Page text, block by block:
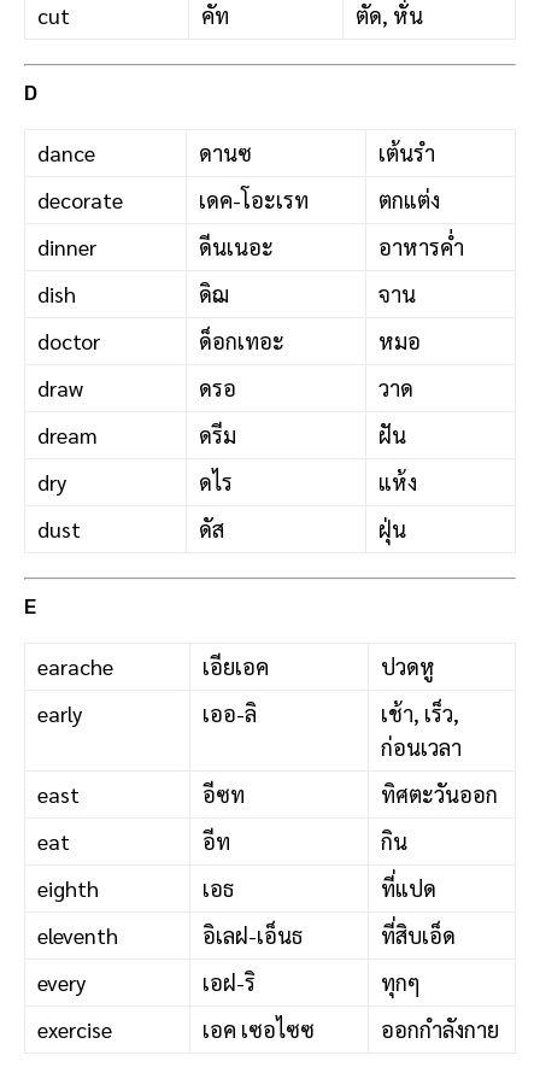
cut
คัท ตัด, หั่น
D
dance ดานซ
เต้นรำ
decorate
เดค-โอะเรท
ตกแต่ง
dinner
ดีนเนอะ
อาหารค่ำ
dish
ดิฌ
จาน
doctor
ด็อกเทอะ
หมอ
draw
ดรอ
วาด
dream
ดรีม
ฝัน
dry
ดไร
แห้ง
dust
ดัส ฝุ่น
E
earache เอียเอค
ปวดหู
early
เออ-ลิ
เช้า, เร็ว,
ก่อนเวลา
east
อีซท
ทิศตะวันออก
eat
อีท
กิน
eighth
เอธ
ที่แปด
eleventh
อิเลฝ-เอ็นธ
ที่สิบเอ็ด
every
เอฝ-ริ
ทุกๆ
exercise
เอค เซอไซซ ออกกำลังกาย